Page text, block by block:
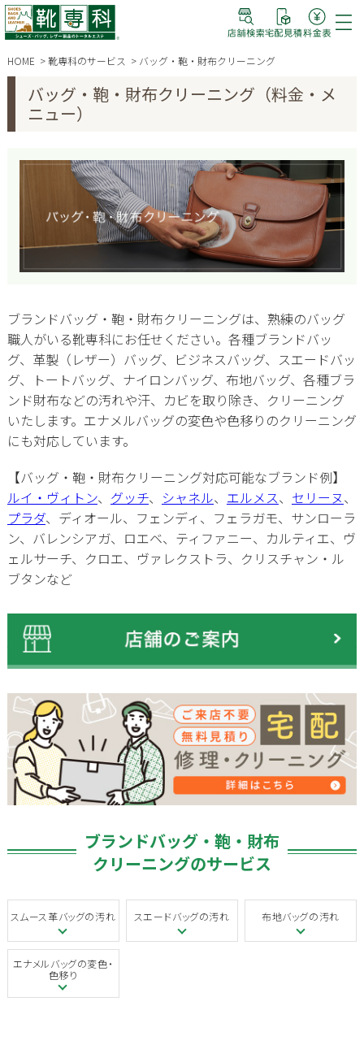
HOME 靴専科のサービス バッグ・鞄・財布クリーニング
バッグ・鞄・財布クリーニング（料金・メ
ニュー）
ブランドバッグ・鞄・財布クリーニングは、熟練のバッグ
職人がいる靴専科にお任せください。各種ブランドバッ
グ、革製（レザー）バッグ、ビジネスバッグ、スエードバッ
グ、トートバッグ、ナイロンバッグ、布地バッグ、各種ブラ
ンド財布などの汚れや汗、カビを取り除き、クリーニング
いたします。エナメルバッグの変色や色移りのクリーニング
にも対応しています。
【バッグ・鞄・財布クリーニング対応可能なブランド例】
ルイ・ヴィトン、 グッチ、 シャネル、 エルメス、 セリーヌ、
プラダ、ディオール、フェンディ、フェラガモ、サンローラ
ン、バレンシアガ、ロエベ、ティファニー、カルティエ、ヴ
ェルサーチ、クロエ、ヴァレクストラ、クリスチャン・ル
ブタンなど
ブランドバッグ・鞄・財布
クリーニングのサービス
スムース革バッグの汚れ スエードバッグの汚れ 布地バッグの汚れ
エナメルバッグの変色・
色移り